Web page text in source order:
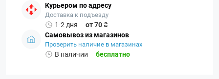
Курьером по адресу
Доставка к подъезду
1-2 дня
от 70 ₴
Самовывоз из магазинов
Проверить наличие в магазинах
В наличии бесплатно